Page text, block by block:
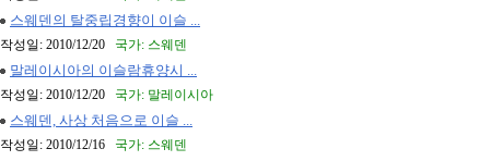
스웨덴의 탈중립경향이 이슬 ...
작성일: 2010/12/20 국가: 스웨덴
말레이시아의 이슬람휴양시 ...
작성일: 2010/12/20 국가: 말레이시아
스웨덴, 사상 처음으로 이슬 ...
작성일: 2010/12/16 국가: 스웨덴